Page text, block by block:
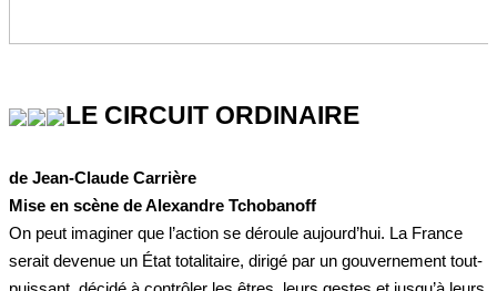
LE CIRCUIT ORDINAIRE
de Jean-Claude Carrière
Mise en scène de Alexandre Tchobanoff
On peut imaginer que l’action se déroule aujourd’hui. La France
serait devenue un État totalitaire, dirigé par un gouvernement tout-